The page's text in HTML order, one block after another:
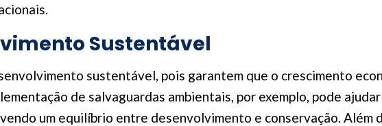
Sustentável
sustentável, pois garantem que o crescimento
de salvaguardas ambientais, por exemplo, pode
um equilíbrio entre desenvolvimento e conservação. Além